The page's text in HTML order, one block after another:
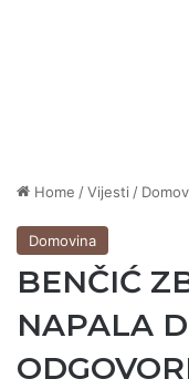
Home /Vijesti /
Domovina
BENČIĆ
NAPALA